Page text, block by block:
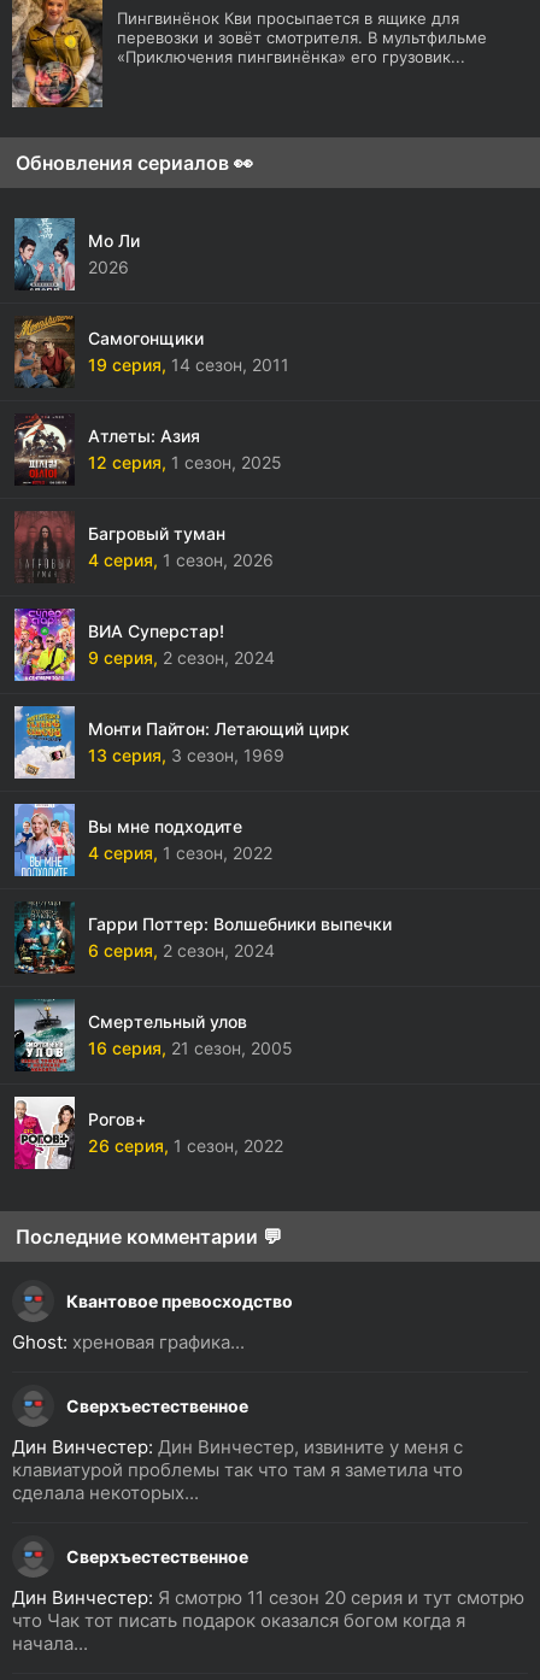
Пингвинёнок Кви просыпается в ящике для
перевозки и зовёт смотрителя. В мультфильме
«Приключения пингвинёнка» его грузовик...
Обновления сериалов 👀
Мо Ли
2026
Самогонщики
19 серия, 14 сезон, 2011
Атлеты: Азия
12 серия, 1 сезон, 2025
Багровый туман
4 серия, 1 сезон, 2026
ВИА Суперстар!
9 серия, 2 сезон, 2024
Монти Пайтон: Летающий цирк
13 серия, 3 сезон, 1969
Вы мне подходите
4 серия, 1 сезон, 2022
Гарри Поттер: Волшебники выпечки
6 серия, 2 сезон, 2024
Смертельный улов
16 серия, 21 сезон, 2005
Рогов+
26 серия, 1 сезон, 2022
Последние комментарии 💬
Квантовое превосходство
Ghost: хреновая графика...
Сверхъестественное
Дин Винчестер: Дин Винчестер, извините у меня с
клавиатурой проблемы так что там я заметила что
сделала некоторых...
Сверхъестественное
Дин Винчестер: Я смотрю 11 сезон 20 серия и тут смотрю
что Чак тот писать подарок оказался богом когда я
начала...